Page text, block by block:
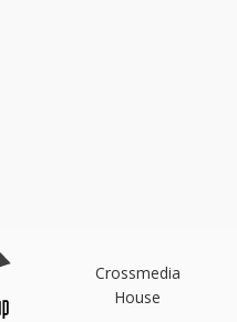
Crossmedia
House